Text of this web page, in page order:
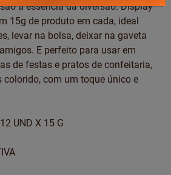
a essência da diversão. Display
15g de produto em cada, ideal
levar na bolsa, deixar na gaveta
E perfeito para usar em
de festas e pratos de confeitaria,
com um toque único e
UND X 15 G